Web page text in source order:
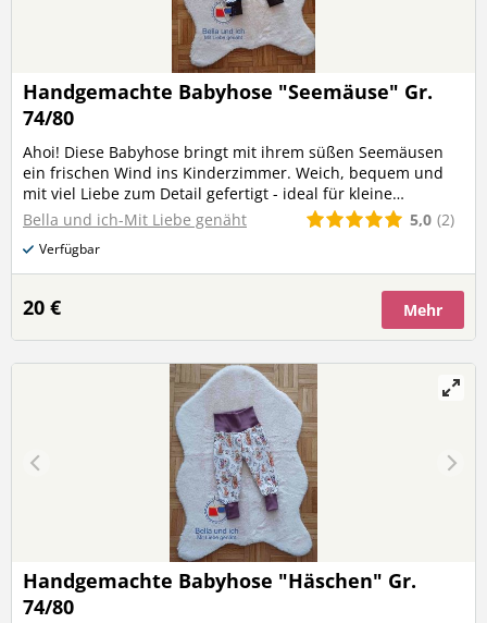
Handgemachte Babyhose "Seemäuse" Gr.
74/80
Ahoi! Diese Babyhose bringt mit ihrem süßen Seemäusen
ein frischen Wind ins Kinderzimmer. Weich, bequem und
mit viel Liebe zum Detail gefertigt - ideal für kleine
Matrosen.
Bella und ich-Mit Liebe genäht 5,0 (2)
Verfügbar
20 € Mehr
Handgemachte Babyhose "Häschen" Gr.
74/80